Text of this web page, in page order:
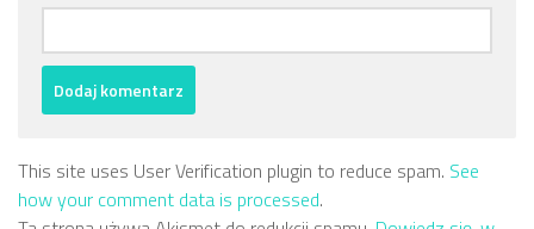
This site uses User Verification plugin to reduce spam. See
how your comment data is processed.